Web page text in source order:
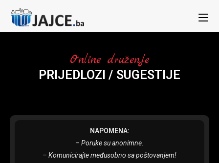
Online druženje
PRIJEDLOZI / SUGESTIJE
NAPOMENA:
– Poruke su anonimne.
– Komunicirajte međusobno sa poštovanjem!